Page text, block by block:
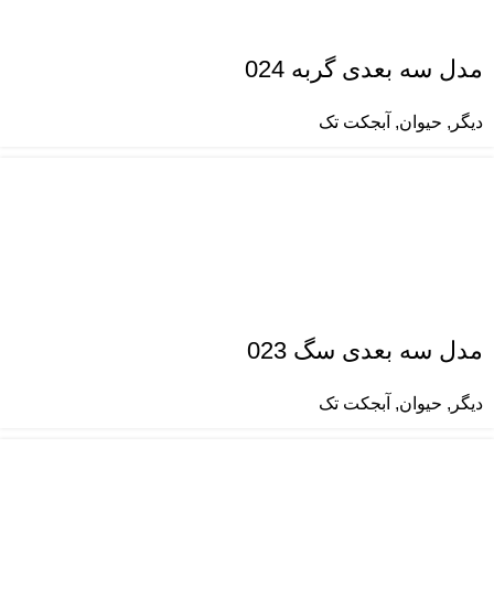
مدل سه بعدی گربه 024
دیگر , حیوان, آبجکت تک
مدل سه بعدی سگ 023
دیگر , حیوان, آبجکت تک